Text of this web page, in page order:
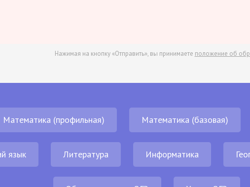
Нажимая на кнопку «Отправить», вы принимаете положение об
Математика (профильная) Математика (базовая)
язык Литература Информатика